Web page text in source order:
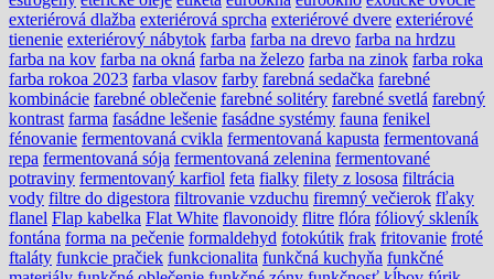
exteriérová dlažba exteriérová sprcha exteriérové dvere exteriérové
tienenie exteriérový nábytok farba farba na drevo farba na hrdzu
farba na kov farba na okná farba na železo farba na zinok farba roka
farba rokoa 2023 farba vlasov farby farebná sedačka farebné
kombinácie farebné oblečenie farebné solitéry farebné svetlá farebný
kontrast farma fasádne lešenie fasádne systémy fauna fenikel
fénovanie fermentovaná cvikla fermentovaná kapusta fermentovaná
repa fermentovaná sója fermentovaná zelenina fermentované
potraviny fermentovaný karfiol feta fialky filety z lososa filtrácia
vody filtre do digestora filtrovanie vzduchu firemný večierok fľaky
flanel Flap kabelka Flat White flavonoidy flitre flóra fóliový skleník
fontána forma na pečenie formaldehyd fotokútik frak fritovanie froté
ftaláty funkcie pračiek funkcionalita funkčná kuchyňa funkčné